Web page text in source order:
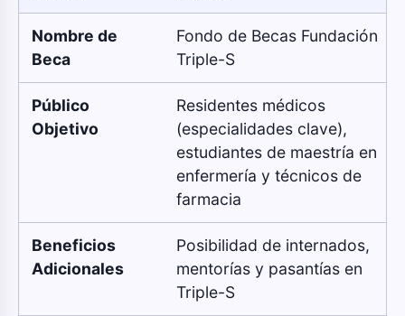
Nombre de
Beca
Fondo de Becas Fundación
Triple-S
Público
Objetivo
Residentes médicos
(especialidades clave),
estudiantes de maestría en
enfermería y técnicos de
farmacia
Beneficios
Adicionales
Posibilidad de internados,
mentorías y pasantías en
Triple-S